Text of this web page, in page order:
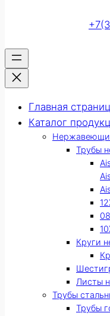
Главная
Каталог
Трубы
Круги
Листы
Трубы
Трубы